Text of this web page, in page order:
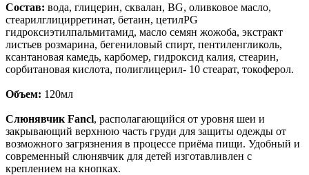
Состав: вода, глицерин, сквалан, BG, оливковое масло,
стеарилглицирретинат, бетаин, цетилPG
гидроксиэтилпальмитамид, масло семян жожоба, экстракт
листьев розмарина, бегениловый спирт, пентиленгликоль,
ксантановая камедь, карбомер, гидроксид калия, стеарин,
сорбитановая кислота, полиглицерил- 10 стеарат, токоферол.
Объем: 120мл
Слюнявчик Fancl, располагающийся от уровня шеи и
закрывающий верхнюю часть груди для защиты одежды от
возможного загрязнения в процессе приёма пищи. Удобный и
современный слюнявчик для детей изготавливлен с
креплением на кнопках.